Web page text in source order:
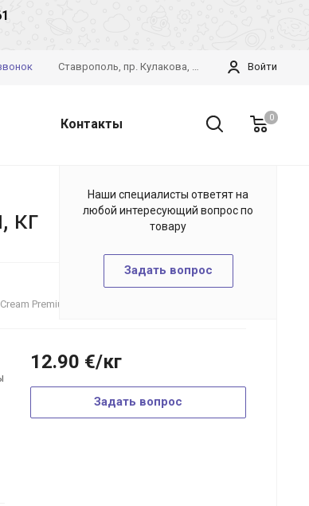
Войти
Ставрополь, пр. Кулакова, 28б
0
Контакты
кг
Cream Premium summer
12.90 €/кг
Задать вопрос
Наши специалисты ответят на
любой интересующий вопрос по
товару
Задать вопрос